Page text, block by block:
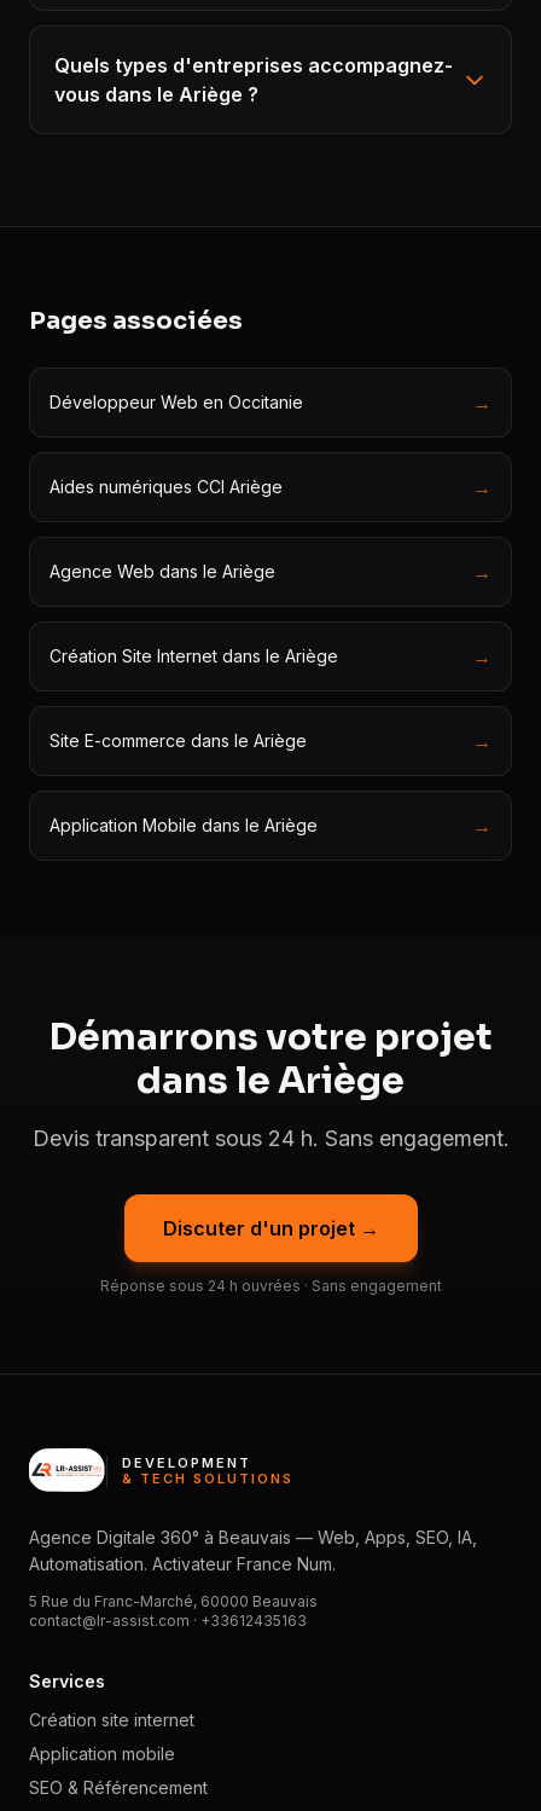
Quels types d'entreprises accompagnez-
vous dans le Ariège ?
Pages associées
Développeur Web en Occitanie →
Aides numériques CCI Ariège →
Agence Web dans le Ariège →
Création Site Internet dans le Ariège →
Site E-commerce dans le Ariège →
Application Mobile dans le Ariège →
Démarrons votre projet
dans le Ariège
Devis transparent sous 24 h. Sans engagement.
Discuter d'un projet →
Réponse sous 24 h ouvrées · Sans engagement
DEVELOPMENT
& TECH SOLUTIONS
Agence Digitale 360° à Beauvais — Web, Apps, SEO, IA,
Automatisation. Activateur France Num.
5 Rue du Franc-Marché, 60000 Beauvais
contact@lr-assist.com · +33612435163
Services
Création site internet
Application mobile
SEO & Référencement